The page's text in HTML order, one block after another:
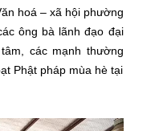
hoá – xã hội phường
ông bà lãnh đạo đại
các mạnh thường
Phật pháp mùa hè tại